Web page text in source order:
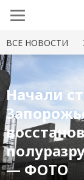
ВСЕ НОВОСТИ
Начали
— ФОТО